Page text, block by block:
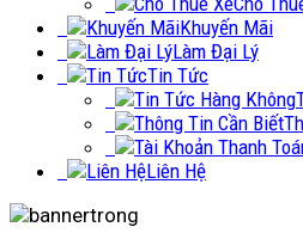
Khuyến Mãi
Làm Đại Lý
Tin Tức
Liên Hệ